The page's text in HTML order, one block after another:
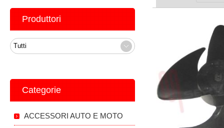
Produttori
Categorie
ACCESSORI AUTO E MOTO